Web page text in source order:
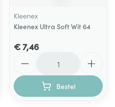
Kleenex
Kleenex Ultra Soft Wit 64
€ 7,46
Bestel